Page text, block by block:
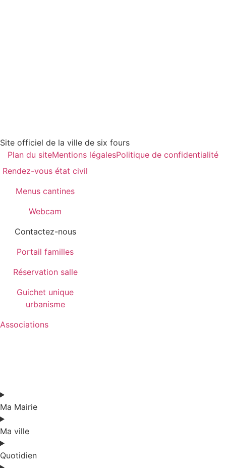
Site officiel de la ville de six fours
Plan du siteMentions légalesPolitique de confidentialité
Rendez-vous état civil
Menus cantines
Webcam
Contactez-nous
Portail familles
Réservation salle
Guichet unique
urbanisme
Associations
Ma Mairie
Ma ville
Quotidien